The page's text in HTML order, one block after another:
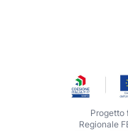
Progetto
Regionale